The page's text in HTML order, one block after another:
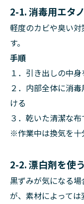
2-1. 消毒用エタ
軽度のカビや臭い
す。
手順
１．引き出しの中
２．内部全体に消
ける
３．乾いた清潔な
※作業中は換気を十
2-2. 漂白剤を使
黒ずみが気になる
が、素材によって